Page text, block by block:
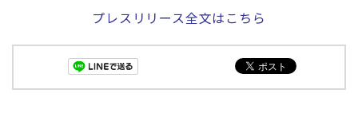
プレスリリース全文はこちら